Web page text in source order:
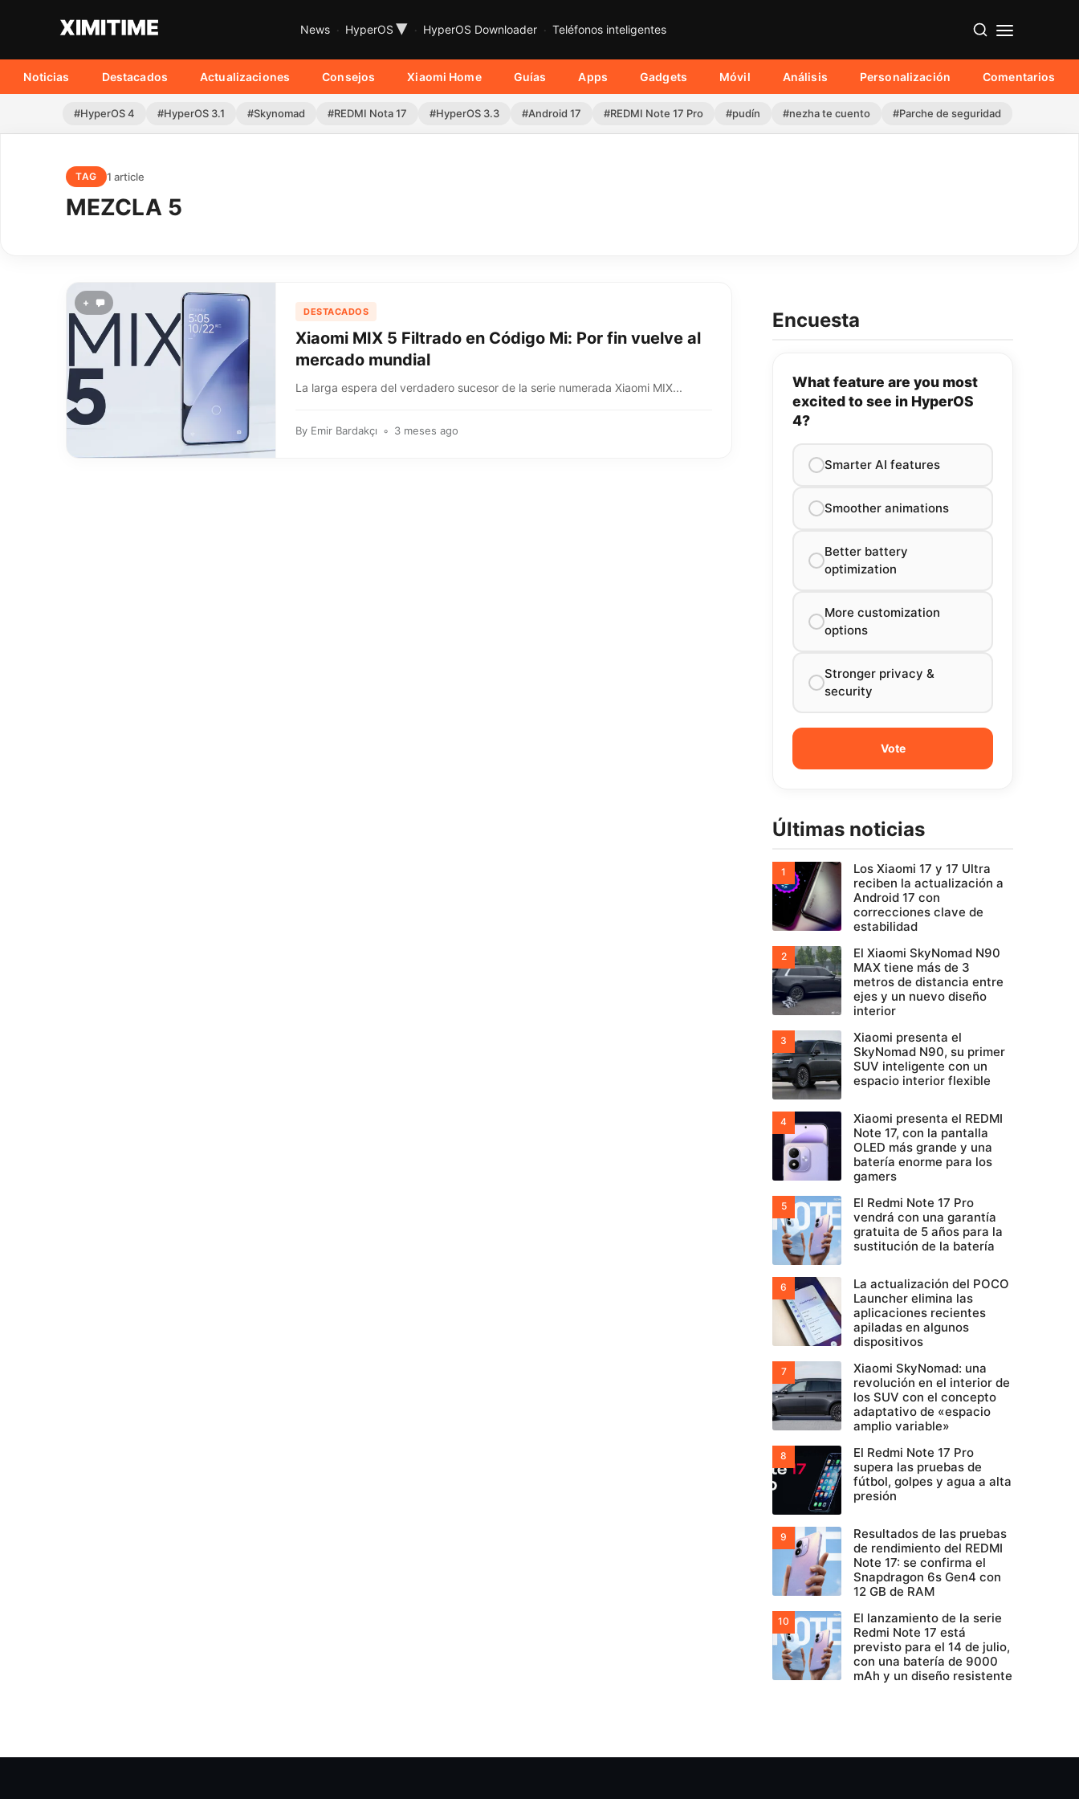
News HyperOS ▾ HyperOS Downloader Teléfonos inteligentes
Noticias Destacados Actualizaciones Consejos Xiaomi Home Guías Apps Gadgets Móvil Análisis Personalización Comentarios
#HyperOS 4 #HyperOS 3.1 #Skynomad #REDMI Nota 17 #HyperOS 3.3 #Android 17 #REDMI Note 17 Pro #pudín #nezha te cuento #Parche de seguridad
TAG 1 article
MEZCLA 5
+
DESTACADOS
Xiaomi MIX 5 Filtrado en Código Mi: Por fin vuelve al
mercado mundial
La larga espera del verdadero sucesor de la serie numerada Xiaomi MIX...
By Emir Bardakçı 3 meses ago
Encuesta
What feature are you most
excited to see in HyperOS
4?
Smarter AI features
Smoother animations
Better battery
optimization
More customization
options
Stronger privacy &
security
Últimas noticias
Los Xiaomi 17 y 17 Ultra
reciben la actualización a
Android 17 con
correcciones clave de
estabilidad
El Xiaomi SkyNomad N90
MAX tiene más de 3
metros de distancia entre
ejes y un nuevo diseño
interior
Xiaomi presenta el
SkyNomad N90, su primer
SUV inteligente con un
espacio interior flexible
Xiaomi presenta el REDMI
Note 17, con la pantalla
OLED más grande y una
batería enorme para los
gamers
El Redmi Note 17 Pro
vendrá con una garantía
gratuita de 5 años para la
sustitución de la batería
La actualización del POCO
Launcher elimina las
aplicaciones recientes
apiladas en algunos
dispositivos
Xiaomi SkyNomad: una
revolución en el interior de
los SUV con el concepto
adaptativo de «espacio
amplio variable»
El Redmi Note 17 Pro
supera las pruebas de
fútbol, golpes y agua a alta
presión
Resultados de las pruebas
de rendimiento del REDMI
Note 17: se confirma el
Snapdragon 6s Gen4 con
12 GB de RAM
El lanzamiento de la serie
Redmi Note 17 está
previsto para el 14 de julio,
con una batería de 9000
mAh y un diseño resistente